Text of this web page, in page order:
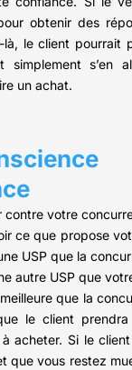
obtenir des
le client pourrait
simplement s’en
un achat.
votre
ce que propose
USP que la
autre USP que
que la
le client
acheter. Si le
que vous restez